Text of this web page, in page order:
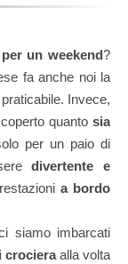
un weekend?
fa anche noi la
Invece,
quanto sia
per un paio di
divertente e
a bordo
siamo imbarcati
crocieraalla volta